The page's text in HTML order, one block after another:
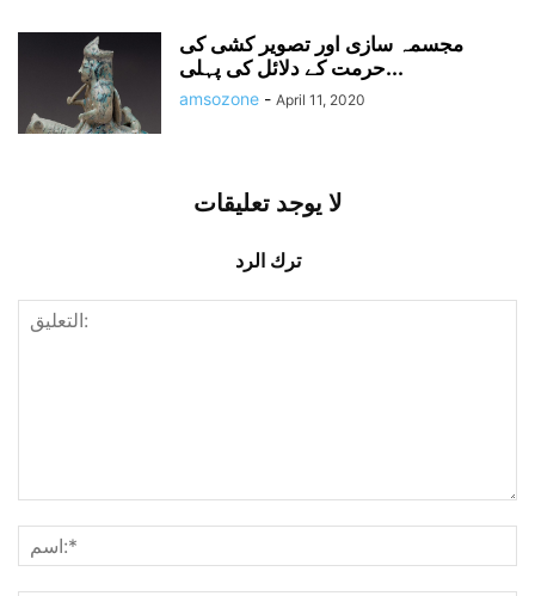
مجسمہ سازی اور تصویر کشی کی
حرمت کے دلائل کی پہلی...
amsozone - April 11, 2020
لا يوجد تعليقات
ترك الرد